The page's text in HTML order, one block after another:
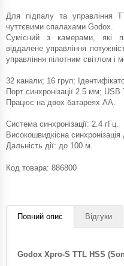
Для підпалу та управління
чуттєвими спалахами Godox.
Сумісний з камерами, які
віддалене управління
управління пілотним світлом і
32 канали; 16 груп;
Порт синхронізації 2.5 мм; USB
Працює на двох батареях АА.
Система синхронізації: 2.4 гГц.
Високошвидкісна синхронізація
Дальність дії: до 100 м.
Код товара: 886800
Повний опис Відгуки
Godox Xpro-S TTL HSS